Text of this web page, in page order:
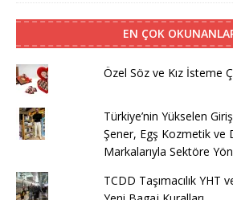
EN ÇOK
Özel Söz ve Kız İsteme
Türkiye’nin Yükselen
Şener, Egş Kozmetik ve
Markalarıyla Sektöre
TCDD Taşımacılık YHT